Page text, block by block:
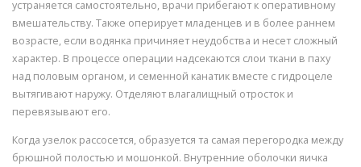
устраняется самостоятельно, врачи прибегают к оперативному
вмешательству. Также оперирует младенцев и в более раннем
возрасте, если водянка причиняет неудобства и несет сложный
характер. В процессе операции надсекаются слои ткани в паху
над половым органом, и семенной канатик вместе с гидроцеле
вытягивают наружу. Отделяют влагалищный отросток и
перевязывают его.
Когда узелок рассосется, образуется та самая перегородка между
брюшной полостью и мошонкой. Внутренние оболочки яичка